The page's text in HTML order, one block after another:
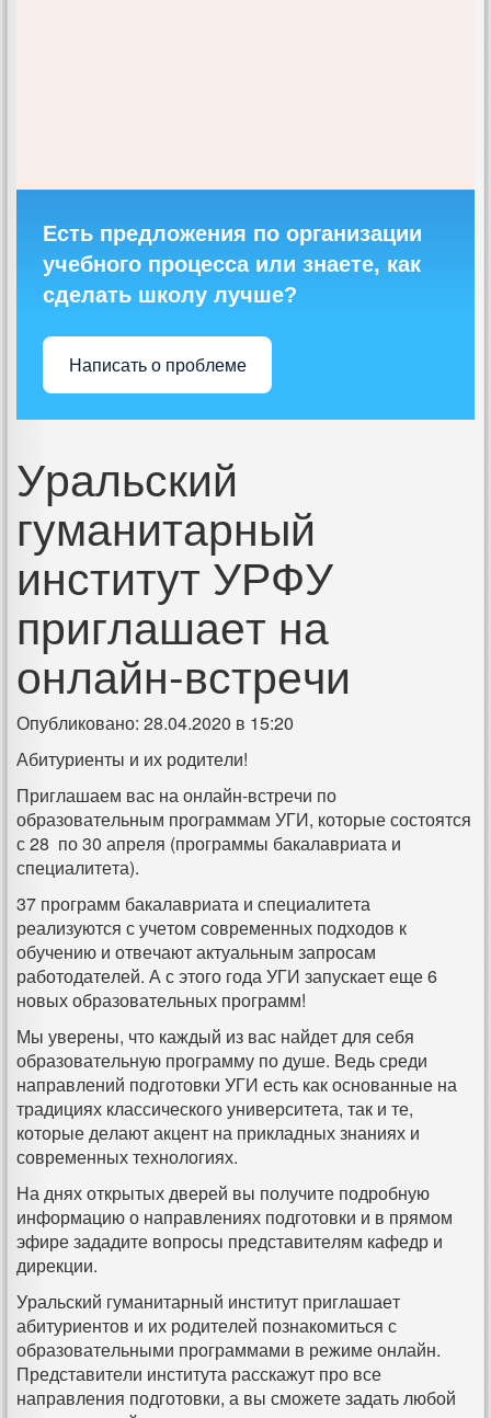
Есть предложения по организации
учебного процесса или знаете, как
сделать школу лучше?
Написать о проблеме
Уральский
гуманитарный
институт УРФУ
приглашает на
онлайн-встречи
Опубликовано: 28.04.2020 в 15:20
Абитуриенты и их родители!
Приглашаем вас на онлайн-встречи по
образовательным программам УГИ, которые состоятся
с 28 по 30 апреля (программы бакалавриата и
специалитета).
37 программ бакалавриата и специалитета
реализуются с учетом современных подходов к
обучению и отвечают актуальным запросам
работодателей. А с этого года УГИ запускает еще 6
новых образовательных программ!
Мы уверены, что каждый из вас найдет для себя
образовательную программу по душе. Ведь среди
направлений подготовки УГИ есть как основанные на
традициях классического университета, так и те,
которые делают акцент на прикладных знаниях и
современных технологиях.
На днях открытых дверей вы получите подробную
информацию о направлениях подготовки и в прямом
эфире зададите вопросы представителям кафедр и
дирекции.
Уральский гуманитарный институт приглашает
абитуриентов и их родителей познакомиться с
образовательными программами в режиме онлайн.
Представители института расскажут про все
направления подготовки, а вы сможете задать любой